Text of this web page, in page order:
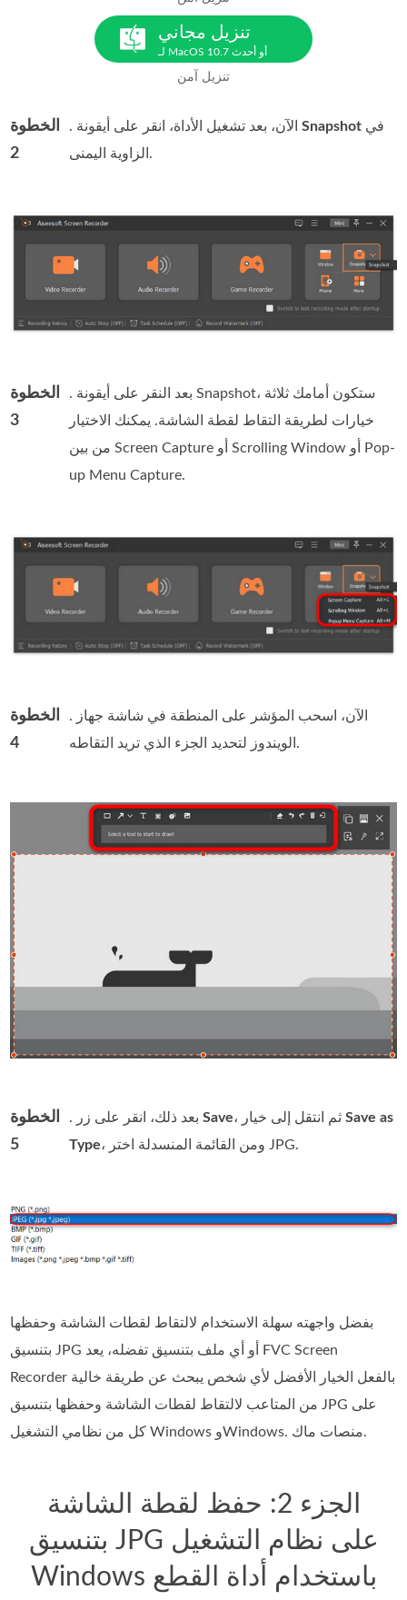
تنزيل مجاني
لـ MacOS 10.7 أو أحدث
تنزيل آمن
الخطوة
2
. الآن، بعد تشغيل الأداة، انقر على أيقونةSnapshot
الزاوية اليمنى.
الخطوة
3
. بعد النقر على أيقونة Snapshot، ستكون أمامك ثلاثة
خيارات لطريقة التقاط لقطة الشاشة. يمكنك الاختيار
من بين Screen Capture أو Scrolling Window أو Pop-
up Menu Capture.
الخطوة
4
. الآن، اسحب المؤشر على المنطقة في شاشة جهاز
الويندوز لتحديد الجزء الذي تريد التقاطه.
الخطوة
5
. بعد ذلك، انقر على زرSave ، ثم انتقل إلى خيارSave as
Type
، ومن القائمة المنسدلة اختر JPG.
بفضل واجهته سهلة الاستخدام لالتقاط لقطات الشاشة وحفظها
بتنسيق JPG أو أي ملف بتنسيق تفضله، يعد FVC Screen
Recorder بالفعل الخيار الأفضل لأي شخص يبحث عن طريقة خالية
من المتاعب لالتقاط لقطات الشاشة وحفظها بتنسيق JPG على
كل من نظامي التشغيل Windows وWindows. منصات ماك.
الجزء 2: حفظ لقطة الشاشة
بتنسيق JPG على نظام التشغيل
Windows باستخدام أداة القطع